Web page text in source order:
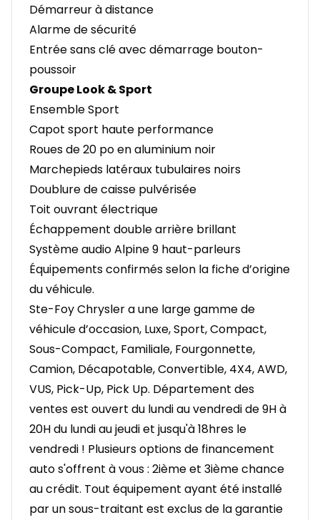
Démarreur à distance
Alarme de sécurité
Entrée sans clé avec démarrage bouton-
poussoir
Groupe Look & Sport
Ensemble Sport
Capot sport haute performance
Roues de 20 po en aluminium noir
Marchepieds latéraux tubulaires noirs
Doublure de caisse pulvérisée
Toit ouvrant électrique
Échappement double arrière brillant
Système audio Alpine 9 haut-parleurs
Équipements confirmés selon la fiche d’origine
du véhicule.
Ste-Foy Chrysler a une large gamme de
véhicule d’occasion, Luxe, Sport, Compact,
Sous-Compact, Familiale, Fourgonnette,
Camion, Décapotable, Convertible, 4X4, AWD,
VUS, Pick-Up, Pick Up. Département des
ventes est ouvert du lundi au vendredi de 9H à
20H du lundi au jeudi et jusqu'à 18hres le
vendredi ! Plusieurs options de financement
auto s'offrent à vous : 2ième et 3ième chance
au crédit. Tout équipement ayant été installé
par un sous-traitant est exclus de la garantie